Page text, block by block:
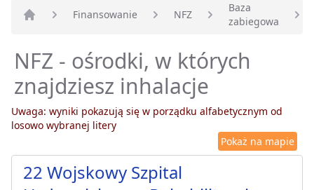
Finansowanie NFZ
Baza
zabiegowa
NFZ - ośrodki, w których
znajdziesz inhalacje
Uwaga: wyniki pokazują się w porządku alfabetycznym od
losowo wybranej litery
Pokaż na mapie
22 Wojskowy Szpital